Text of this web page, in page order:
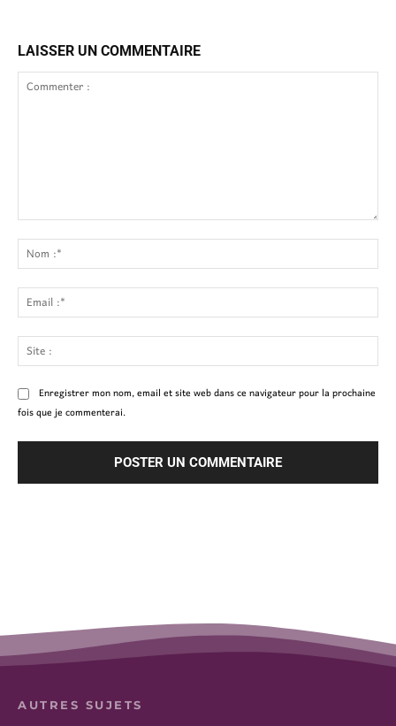
LAISSER UN COMMENTAIRE
:*
:*
:
Enregistrer mon nom, email et site web dans ce navigateur pour la prochaine
fois que je commenterai.
AUTRES SUJETS